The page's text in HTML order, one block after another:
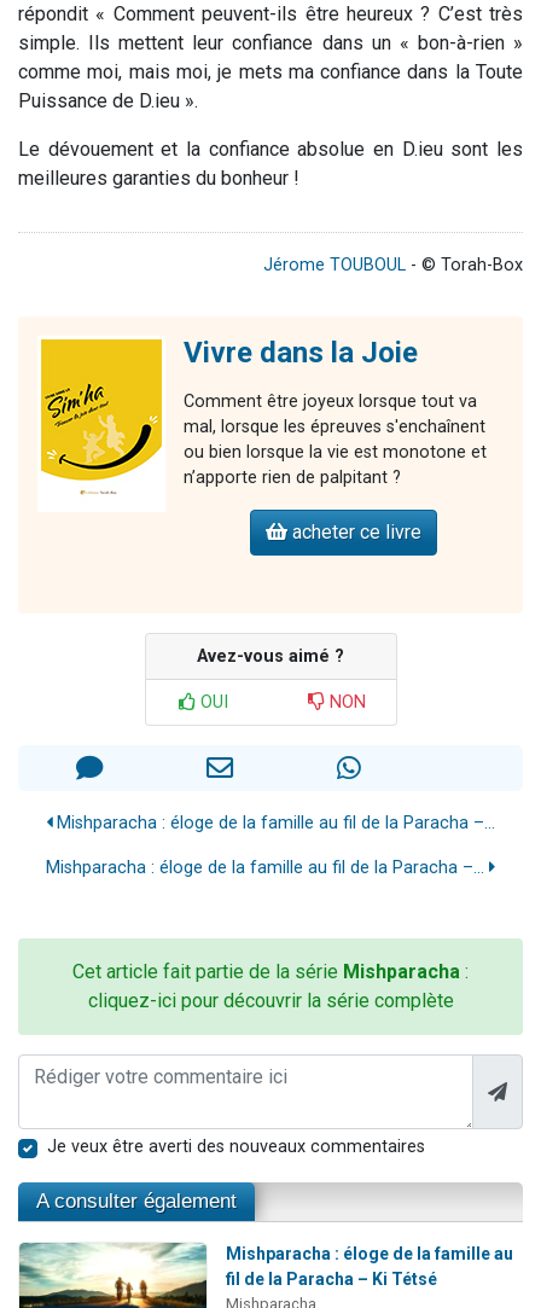
répondit « Comment peuvent-ils être heureux ? C’est très
simple. Ils mettent leur confiance dans un « bon-à-rien »
comme moi, mais moi, je mets ma confiance dans la Toute
Puissance de D.ieu ».
Le dévouement et la confiance absolue en D.ieu sont les
meilleures garanties du bonheur !
Jérome TOUBOUL - © Torah-Box
Vivre dans la Joie
Comment être joyeux lorsque tout va
mal, lorsque les épreuves s'enchaînent
ou bien lorsque la vie est monotone et
n’apporte rien de palpitant ?
acheter ce livre
Avez-vous aimé ?
OUI NON
Mishparacha : éloge de la famille au fil de la Paracha –...
Mishparacha : éloge de la famille au fil de la Paracha –...
Cet article fait partie de la série Mishparacha :
cliquez-ici pour découvrir la série complète
Je veux être averti des nouveaux commentaires
A consulter également
Mishparacha : éloge de la famille au
fil de la Paracha – Ki Tétsé
Mishparacha